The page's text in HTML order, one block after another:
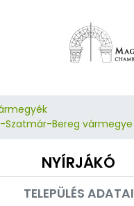
Szatmár-Bereg vármegye
NYÍRJÁKÓ
TELEPÜLÉS ADATAI